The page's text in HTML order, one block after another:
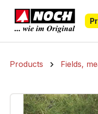
Skip to main
Products Fields,
Skip image gallery